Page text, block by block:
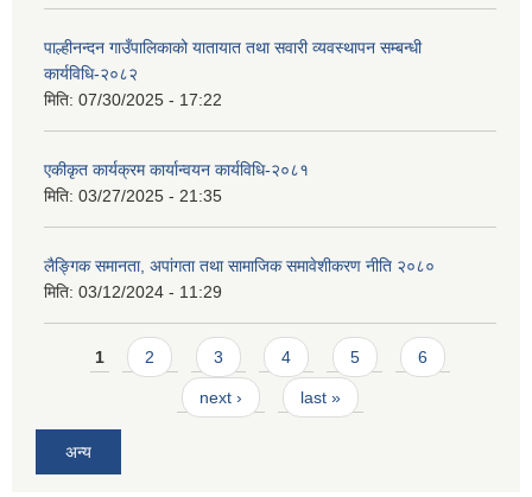
पाल्हीनन्दन गाउँपालिकाको यातायात तथा सवारी व्यवस्थापन सम्बन्धी
कार्यविधि-२०८२
मिति: 07/30/2025 - 17:22
एकीकृत कार्यक्रम कार्यान्वयन कार्यविधि-२०८१
मिति: 03/27/2025 - 21:35
लैङ्गिक समानता, अपांगता तथा सामाजिक समावेशीकरण नीति २०८०
मिति: 03/12/2024 - 11:29
Pages
1 2 3 4 5 6
next › last »
अन्य